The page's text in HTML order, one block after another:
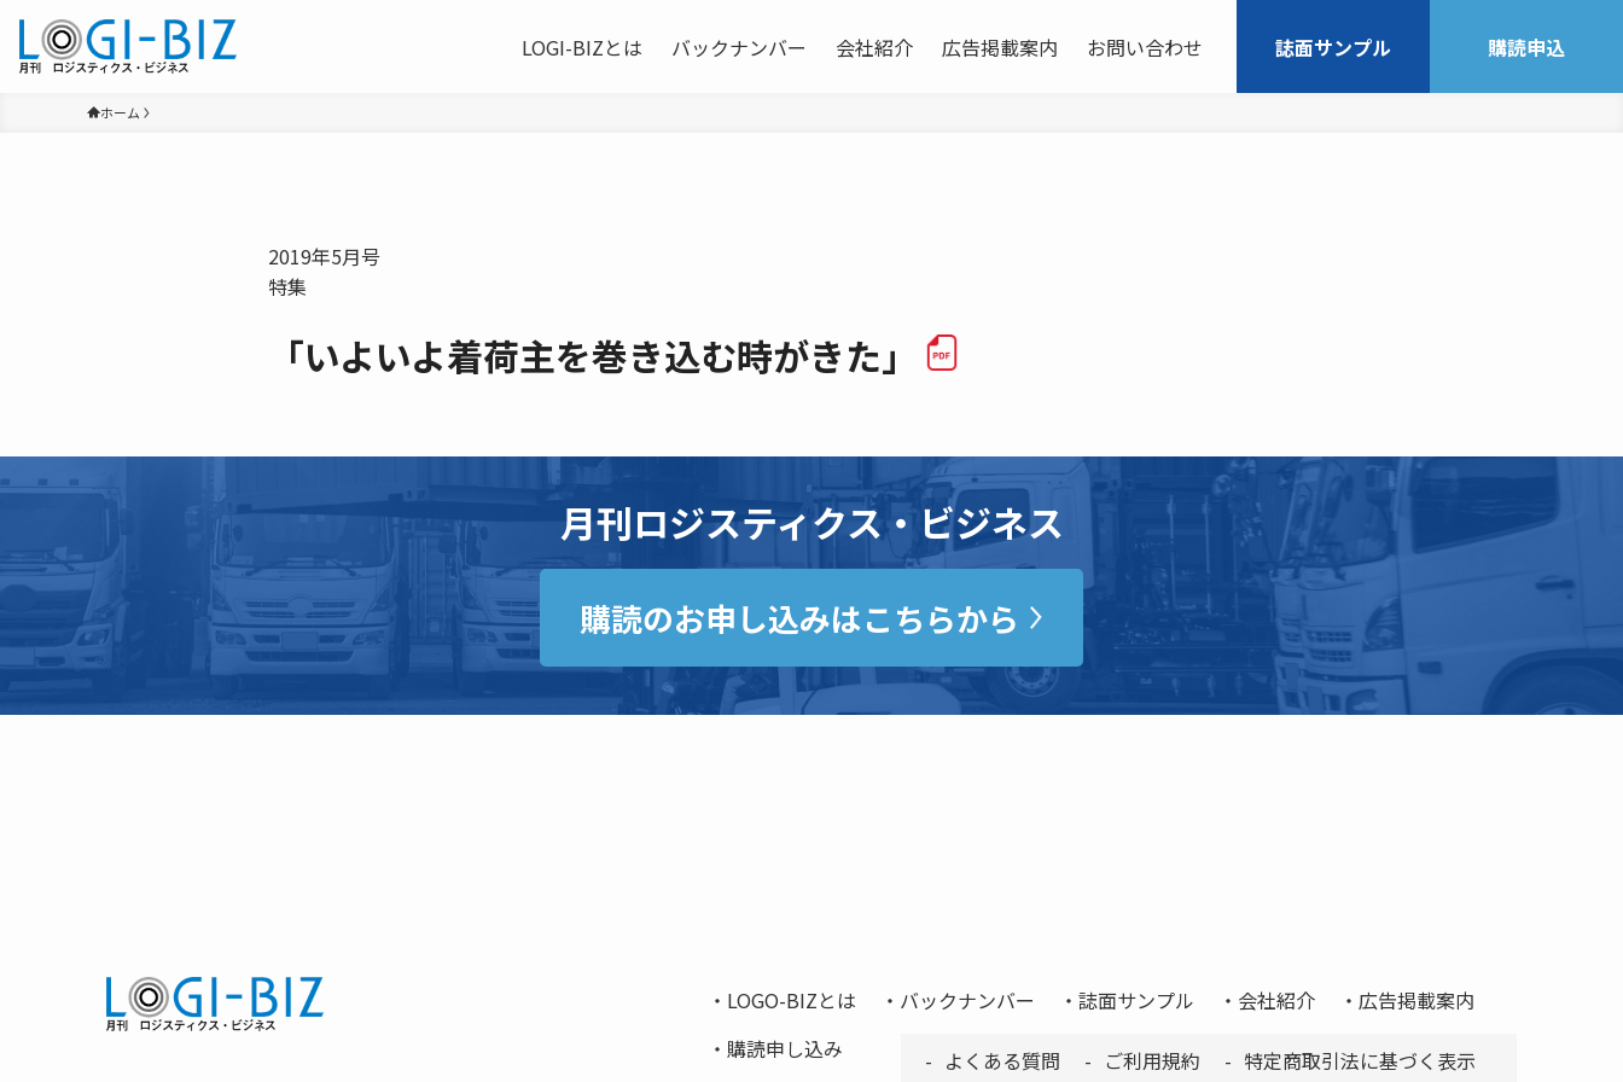
LOGI-BIZとは バックナンバー 会社紹介 広告掲載案内 お問い合わせ 誌面サンプル 購読申込
ホーム
2019年5月号
特集
「いよいよ着荷主を巻き込む時がきた」
月刊ロジスティクス・ビジネス
購読のお申し込みはこちらから
LOGO-BIZとは バックナンバー 誌面サンプル 会社紹介
広告掲載案内
購読申し込み
よくある質問 ご利用規約
特定商取引法に基づく表示